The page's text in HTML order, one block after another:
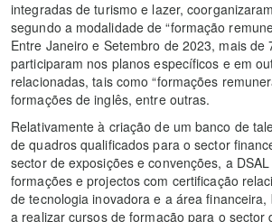
integradas de turismo e lazer,
segundo a modalidade de “formação
Entre Janeiro e Setembro de 2023, mais de
participaram nos planos específicos e em
relacionadas, tais como “formações
formações de inglês, entre outras.
Relativamente à criação de um banco de
de quadros qualificados para o sector
sector de exposições e convenções, a
formações e projectos com certificação
de tecnologia inovadora e a área
a realizar cursos de formação para o sector